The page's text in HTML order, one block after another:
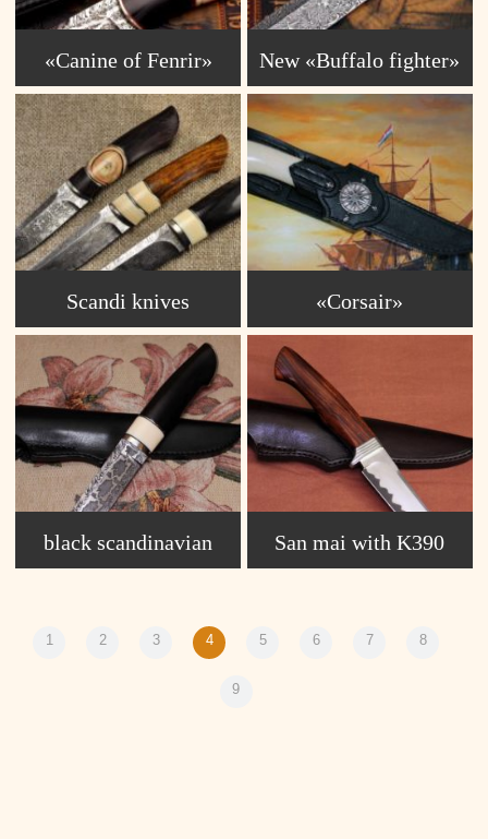
«Canine of Fenrir» New «Buffalo fighter»
Scandi knives «Corsair»
black scandinavian San mai with K390
1 2 3 4 5 6 7 8
9